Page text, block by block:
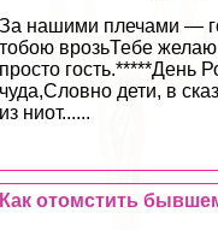
За нашими плечами —
тобою врозьТебе
просто гость.*****День
чуда,Словно дети, в
из ниот......
Как отомстить